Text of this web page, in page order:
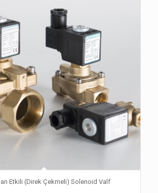
Etkili (Direk Çekmeli) Solenoid Valf